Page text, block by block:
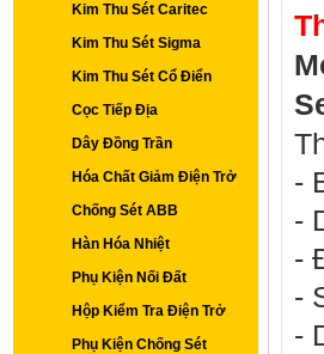
Kim Thu Sét Caritec
Kim Thu Sét Sigma
Kim Thu Sét Cổ Điển
Cọc Tiếp Địa
Dây Đồng Trần
Hóa Chất Giảm Điện Trở
Chống Sét ABB
Hàn Hóa Nhiệt
Phụ Kiện Nối Đất
Hộp Kiểm Tra Điện Trở
Phụ Kiện Chống Sét
-
-
-
-
-